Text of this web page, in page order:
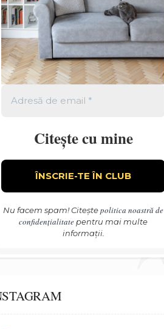
Citește cu mine
Nu facem spam! Citeștepolitica noastră de
confidențialitate pentru mai multe
informații.